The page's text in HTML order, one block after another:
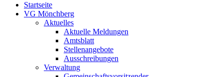
Startseite
VG Mönchberg
Aktuelles
Aktuelle Meldungen
Amtsblatt
Stellenangebote
Ausschreibungen
Verwaltung